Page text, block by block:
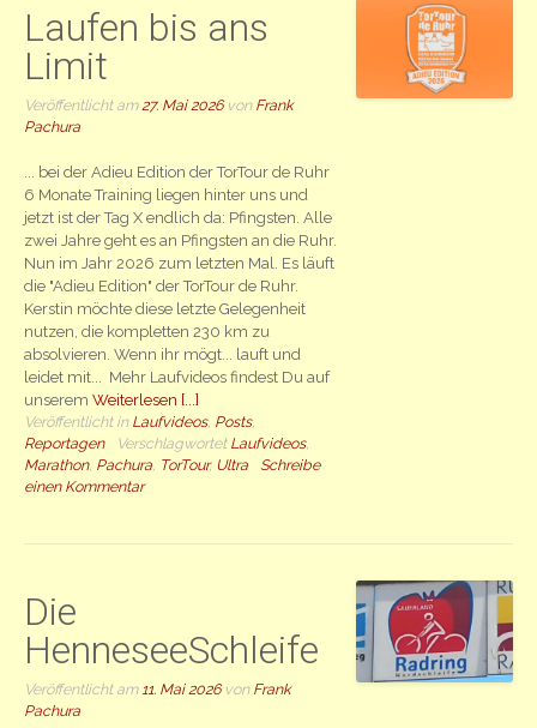
Laufen bis ans
Limit
Veröffentlicht am 27. Mai 2026von Frank
Pachura
... bei der Adieu Edition der TorTour de Ruhr
6 Monate Training liegen hinter uns und
jetzt ist der Tag X endlich da: Pfingsten. Alle
zwei Jahre geht es an Pfingsten an die Ruhr.
Nun im Jahr 2026 zum letzten Mal. Es läuft
die "Adieu Edition" der TorTour de Ruhr.
Kerstin möchte diese letzte Gelegenheit
nutzen, die kompletten 230 km zu
absolvieren. Wenn ihr mögt... lauft und
leidet mit... Mehr Laufvideos findest Du auf
unseremWeiterlesen [...]
Veröffentlicht in Laufvideos, Posts,
Reportagen
Verschlagwortet Laufvideos,
Marathon, Pachura, TorTour, Ultra
Schreibe
einen Kommentar
Die
HenneseeSchleife
Veröffentlicht am 11. Mai 2026von Frank
Pachura